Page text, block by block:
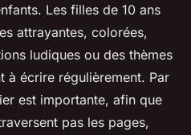
Les filles de 10 ans
attrayantes, colorées,
ludiques ou des thèmes
à écrire régulièrement. Par
est importante, afin que
pas les pages,